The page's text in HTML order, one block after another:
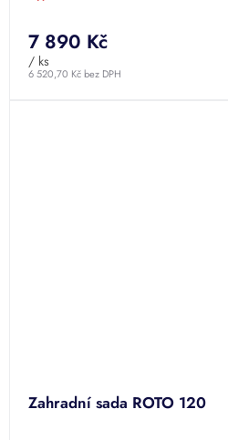
6 520,70 Kč bez DPH
7 890 Kč
/ ks
Zahradní sada ROTO 120